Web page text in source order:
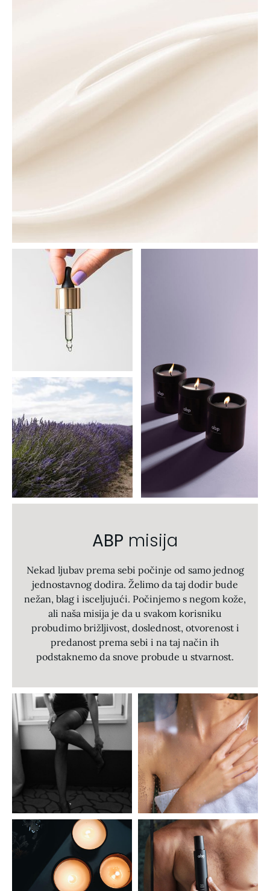
ABP misija
Nekad ljubav prema sebi počinje od samo jednog
jednostavnog dodira. Želimo da taj dodir bude
nežan, blag i isceljujući. Počinjemo s negom kože,
ali naša misija je da u svakom korisniku
probudimo brižljivost, doslednost, otvorenost i
predanost prema sebi i na taj način ih
podstaknemo da snove probude u stvarnost.